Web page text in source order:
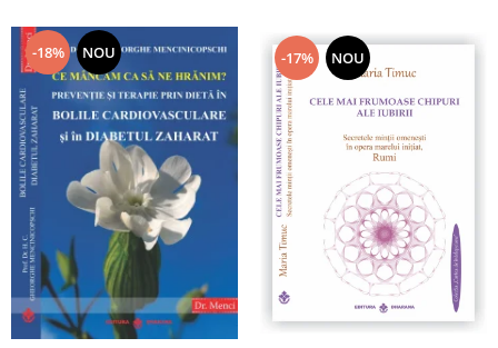
-18% NOU -17% NOU